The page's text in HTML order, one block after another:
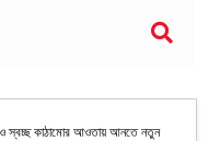
ও স্বচ্ছ কাঠামোর আওতায় আনতে নতুন